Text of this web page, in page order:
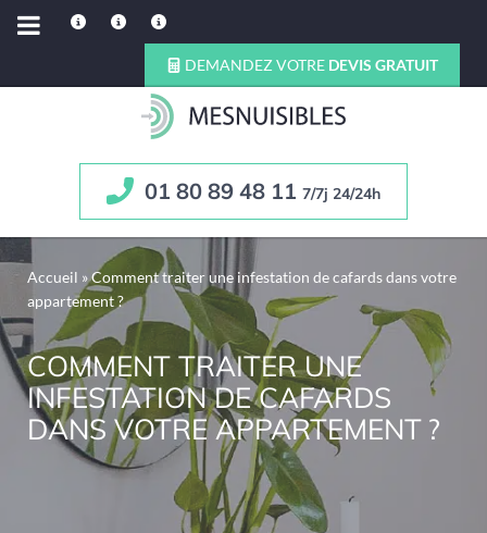
DEMANDEZ VOTRE DEVIS GRATUIT
01 80 89 48 11 7/7j 24/24h
Accueil »Comment traiter une infestation de cafards dans votre
appartement ?
COMMENT TRAITER UNE
INFESTATION DE CAFARDS
DANS VOTRE APPARTEMENT ?